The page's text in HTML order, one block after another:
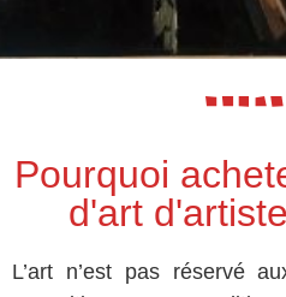
Pourquoi
d'art
L’art n’est pas réservé